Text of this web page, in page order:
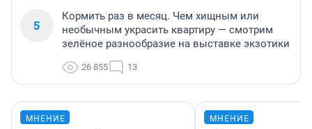
5
Кормить раз в месяц. Чем хищным или
необычным украсить квартиру — смотрим
зелёное разнообразие на выставке экзотики
26 855 13
МНЕНИЕ МНЕНИЕ